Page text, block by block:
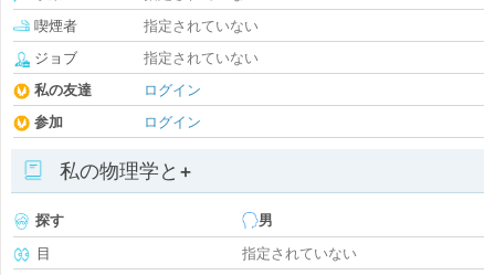
喫煙者
指定されていない
ジョブ
指定されていない
私の友達
ログイン
参加
ログイン
私の物理学と+
探す
男
目
指定されていない